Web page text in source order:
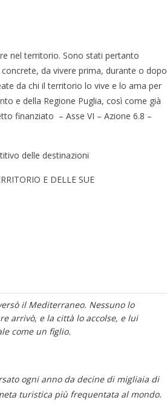
nel territorio. Sono stati pertanto
da vivere prima, durante o dopo
da chi il territorio lo vive e lo ama per
e della Regione Puglia, così come già
finanziato – Asse VI – Azione 6.8 –
delle destinazioni
E DELLE SUE
il Mediterraneo. Nessuno lo
arrivò, e la città lo accolse, e lui
come un figlio.
ogni anno da decine di migliaia di
turistica più frequentata al mondo.